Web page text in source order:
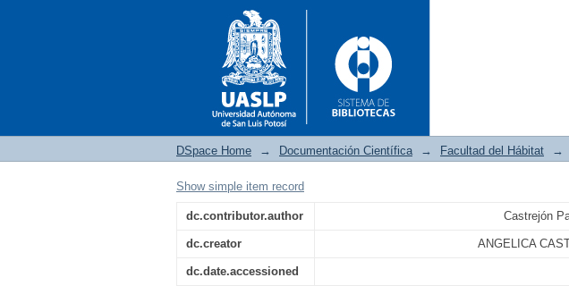
Valoración histórica - urbana ,
centro histórico de la cuidad de
de XX.
DSpace Home → Documentación Científica → Facultad del Hábitat →
Show simple item record
dc.contributor.author Castrejón
dc.creator ANGELICA
dc.date.accessioned